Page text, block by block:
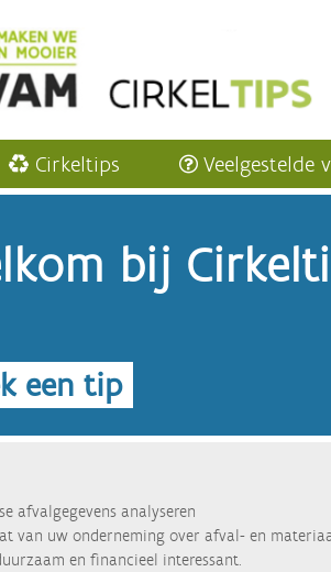
Cirkeltips Veelgestelde
bij
een tip
afvalgegevens analyseren
van uw onderneming over afval- en
en financieel interessant.